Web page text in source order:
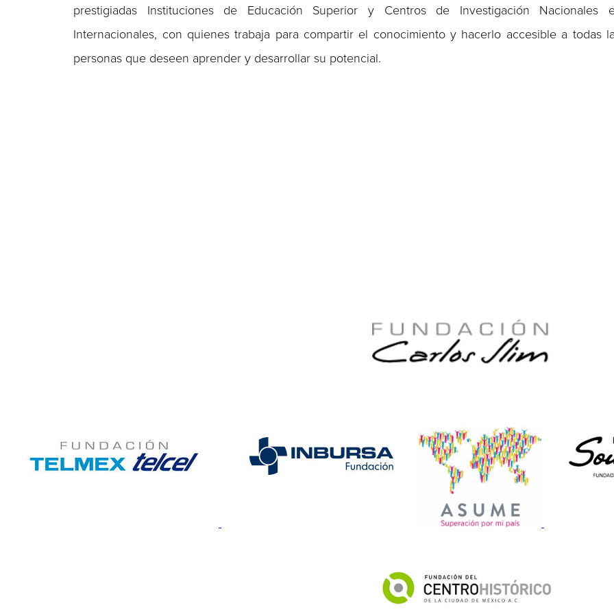
prestigiadas Instituciones de Educación Superior y Centros de Investigación Nacionales
Internacionales, con quienes trabaja para compartir el conocimiento y hacerlo accesible a todas
personas que deseen aprender y desarrollar su potencial.